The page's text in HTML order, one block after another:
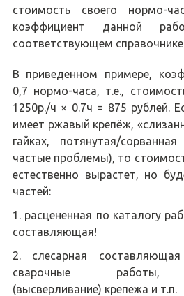
стоимость своего нормо-
коэффициент данной
соответствующем
В приведенном примере,
0,7 нормо-часа, т.е.,
1250р./ч × 0.7ч = 875 рублей.
имеет ржавый крепёж,
гайках, потянутая/
частые проблемы), то
естественно вырастет, но
частей:
расцененная по каталогу
составляющая!
слесарная
сварочные работы,
(высверливание) крепежа и т.п.